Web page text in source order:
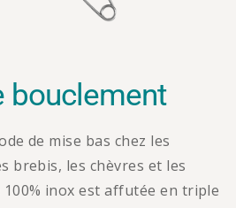
bouclement
de mise bas chez les
brebis, les chèvres et les
inox est affutée en triple